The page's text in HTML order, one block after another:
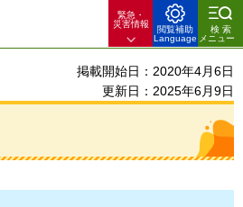
緊急・
災害情報
閲覧補助
Language
検索
メニュー
掲載開始日：2020年4月6日
更新日：2025年6月9日